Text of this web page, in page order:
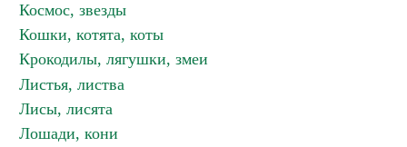
Космос, звезды
Кошки, котята, коты
Крокодилы, лягушки, змеи
Листья, листва
Лисы, лисята
Лошади, кони